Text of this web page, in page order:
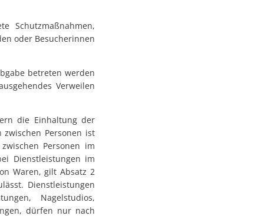
Schutzmaßnahmen,
oder Besucherinnen
betreten werden
Verweilen
die Einhaltung der
Personen ist
Personen im
Dienstleistungen im
Waren, gilt Absatz 2
Dienstleistungen
Nagelstudios,
dürfen nur nach